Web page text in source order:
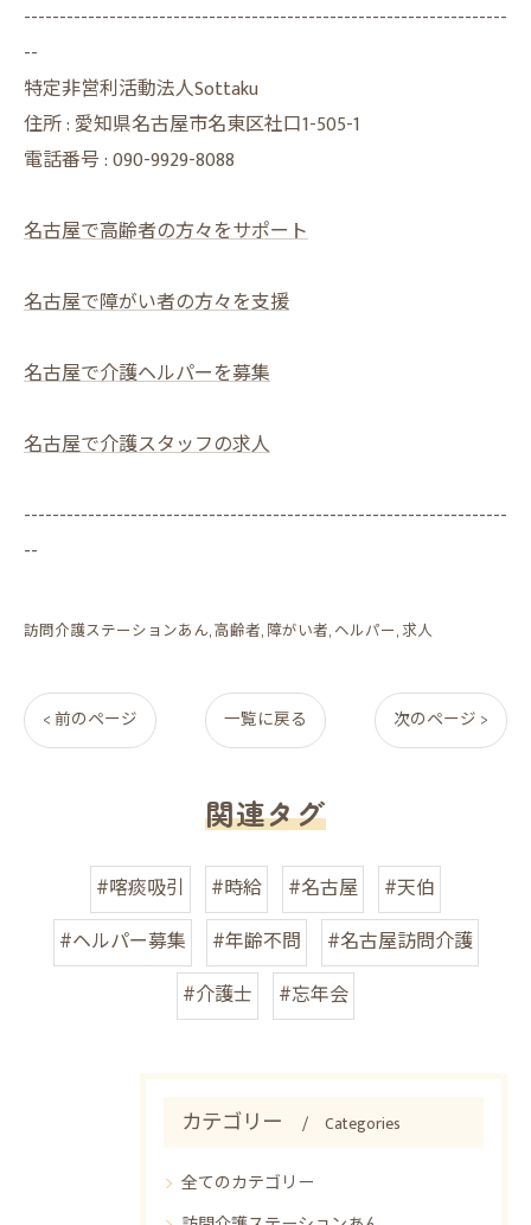
--------------------------------------------------------------------
--
特定非営利活動法人Sottaku
住所 : 愛知県名古屋市名東区社口1-505-1
電話番号 :090-9929-8088
名古屋で高齢者の方々をサポート
名古屋で障がい者の方々を支援
名古屋で介護ヘルパーを募集
名古屋で介護スタッフの求人
--------------------------------------------------------------------
--
訪問介護ステーションあん 高齢者 障がい者 ヘルパー 求人
< 前のページ 一覧に戻る 次のページ >
関連タグ
#喀痰吸引 #時給 #名古屋
#天伯
#ヘルパー募集
#年齢不問
#名古屋訪問介護
#介護士
#忘年会
カテゴリー Categories
全てのカテゴリー